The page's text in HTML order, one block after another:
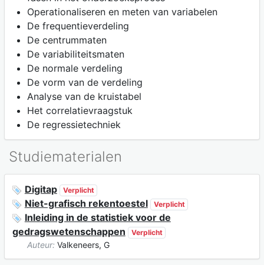
Operationaliseren en meten van variabelen
De frequentieverdeling
De centrummaten
De variabiliteitsmaten
De normale verdeling
De vorm van de verdeling
Analyse van de kruistabel
Het correlatievraagstuk
De regressietechniek
Studiematerialen
Digitap Verplicht
Niet-grafisch rekentoestel Verplicht
Inleiding in de statistiek voor de
gedragswetenschappen
Verplicht
Auteur: Valkeneers, G